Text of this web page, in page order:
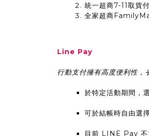
統一超商7-11取貨
全家超商
Line Pay
行動支付擁有高度便利性，
於特定活動期間，
可於結帳時自由選
目前 LINE Pay 不